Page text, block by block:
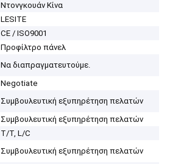
Ντονγκουάν Κίνα
LESITE
CE / ISO9001
Προφίλτρο πάνελ
Να διαπραγματευτούμε.
Negotiate
Συμβουλευτική εξυπηρέτηση πελατών
Συμβουλευτική εξυπηρέτηση πελατών
T/T, L/C
Συμβουλευτική εξυπηρέτηση πελατών